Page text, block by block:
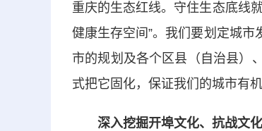
重庆的生态红线。守住生态底线
健康生存空间”。我们要划定城
市的规划及各个区县（自治县）
式把它固化，保证我们的城市有
深入挖掘开埠文化、抗战文